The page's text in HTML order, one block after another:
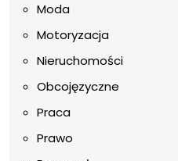
Moda
Motoryzacja
Nieruchomości
Obcojęzyczne
Praca
Prawo